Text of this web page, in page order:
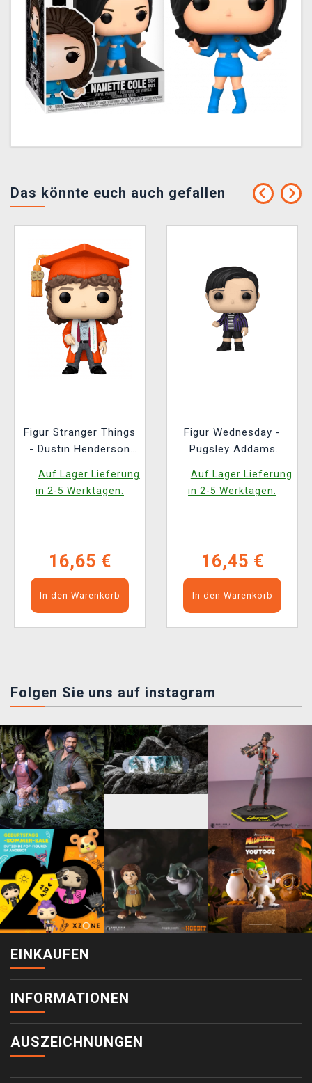
Das könnte euch auch gefallen
Figur Stranger Things
- Dustin Henderson
Television 1887)
Auf Lager Lieferung
in 2-5 Werktagen.
16,65 €
In den Warenkorb
Figur Wednesday -
Pugsley Addams
Television 1819)
Auf Lager Lieferung
in 2-5 Werktagen.
16,45 €
In den Warenkorb
Folgen Sie uns auf instagram
EINKAUFEN
INFORMATIONEN
AUSZEICHNUNGEN